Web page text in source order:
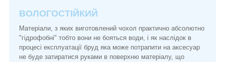
ВОЛОГОСТІЙКИЙ
Матеріали, з яких виготовлений чохол практично абсолютно
"гідрофобні" тобто вони не бояться води, і як наслідок в
процесі експлуатації бруд яка може потрапити на аксесуар
не буде затиратися руками в поверхню матеріалу, що